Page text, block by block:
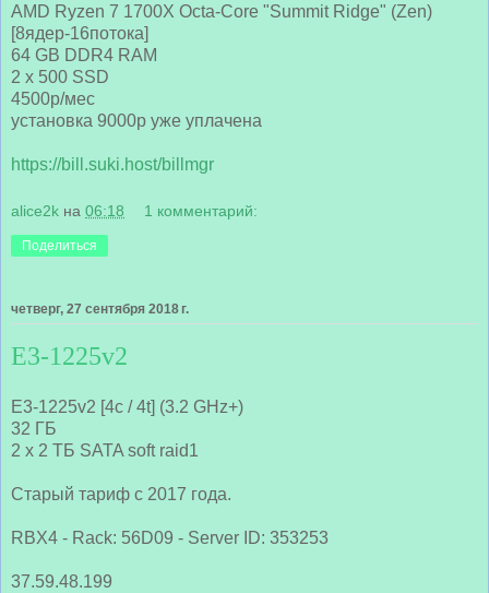
AMD Ryzen 7 1700X Octa-Core "Summit Ridge" (Zen)
[8ядер-16потока]
64 GB DDR4 RAM
2 x 500 SSD
4500р/мес
установка 9000р уже уплачена
https://bill.suki.host/billmgr
alice2k на 06:18 1 комментарий:
Поделиться
четверг, 27 сентября 2018 г.
E3-1225v2
E3-1225v2 [4c / 4t] (3.2 GHz+)
32 ГБ
2 x 2 ТБ SATA soft raid1
Старый тариф с 2017 года.
RBX4 - Rack: 56D09 - Server ID: 353253
37.59.48.199